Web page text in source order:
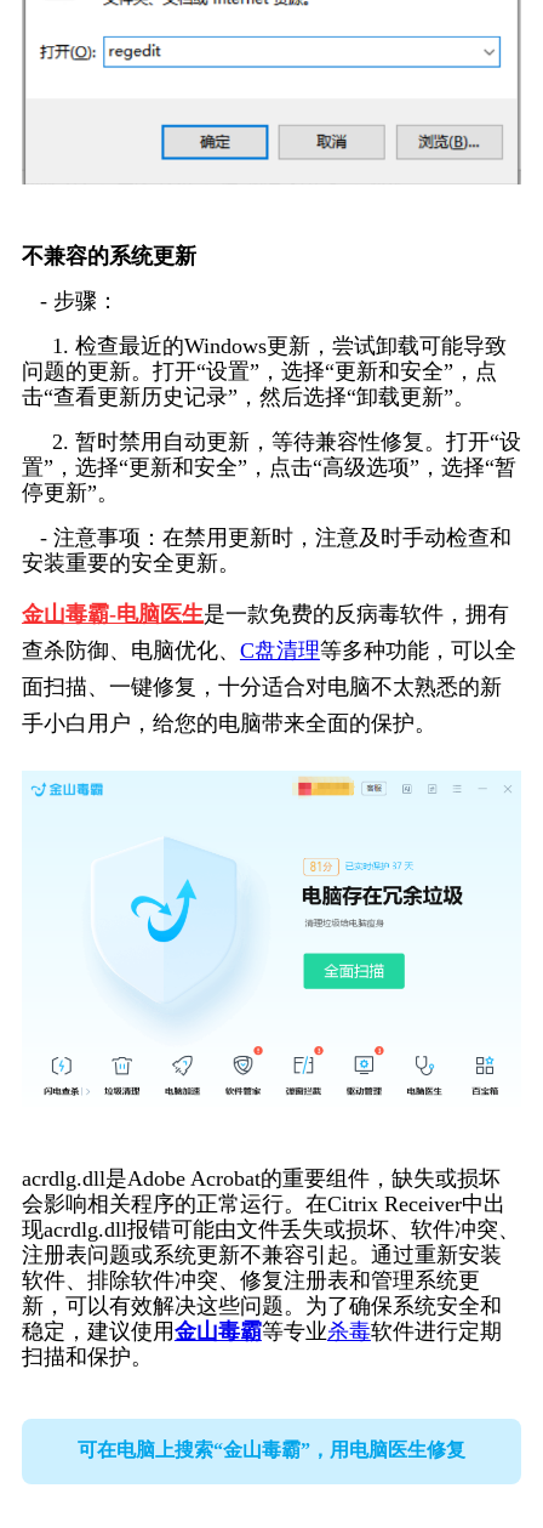
不兼容的系统更新
- 步骤：
1. 检查最近的Windows更新，尝试卸载可能导致
问题的更新。打开“设置”，选择“更新和安全”，点
击“查看更新历史记录”，然后选择“卸载更新”。
2. 暂时禁用自动更新，等待兼容性修复。打开“设
置”，选择“更新和安全”，点击“高级选项”，选择“暂
停更新”。
- 注意事项：在禁用更新时，注意及时手动检查和
安装重要的安全更新。
金山毒霸-电脑医生是一款免费的反病毒软件，拥有
查杀防御、电脑优化、 C盘清理等多种功能，可以全
面扫描、一键修复，十分适合对电脑不太熟悉的新
手小白用户，给您的电脑带来全面的保护。
acrdlg.dll是Adobe Acrobat的重要组件，缺失或损坏
会影响相关程序的正常运行。在Citrix Receiver中出
现acrdlg.dll报错可能由文件丢失或损坏、软件冲突、
注册表问题或系统更新不兼容引起。通过重新安装
软件、排除软件冲突、修复注册表和管理系统更
新，可以有效解决这些问题。为了确保系统安全和
稳定，建议使用金山毒霸等专业杀毒软件进行定期
扫描和保护。
可在电脑上搜索“金山毒霸”，用电脑医生修复